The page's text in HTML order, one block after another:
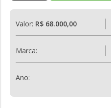
Valor: R$ 68.000,00
Marca:
Ano: